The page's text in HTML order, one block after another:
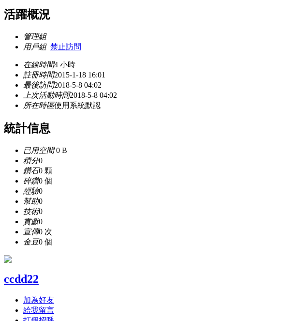
活躍概況
管理組
用戶組 禁止訪問
在線時間4 小時
註冊時間2015-1-18 16:01
最後訪問2018-5-8 04:02
上次活動時間2018-5-8 04:02
所在時區使用系統默認
統計信息
已用空間0 B
積分0
鑽石0 顆
碎鑽0 個
經驗0
幫助0
技術0
貢獻0
宣傳0 次
金豆0 個
ccdd22
加為好友
給我留言